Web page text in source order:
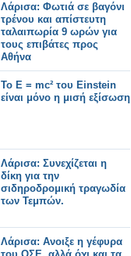
Λάρισα: Φωτιά σε βαγόνι
τρένου και απίστευτη
ταλαιπωρία 9 ωρών για
τους επιβάτες προς
Αθήνα
Το E = mc² του Einstein
είναι μόνο η μισή εξίσωση
Λάρισα: Συνεχίζεται η
δίκη για την
σιδηροδρομική τραγωδία
των Τεμπών.
Λάρισα: Ανοιξε η γέφυρα